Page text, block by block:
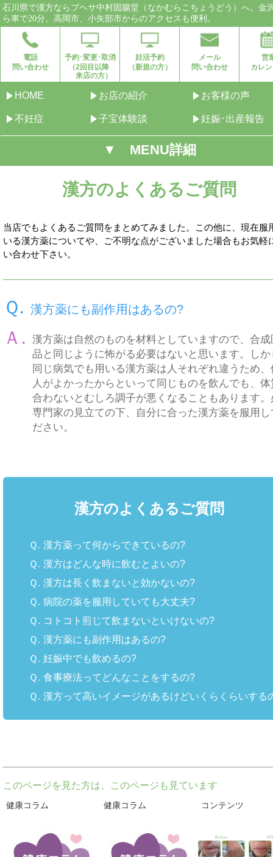
石川県で漢方ならブヘサ中村固腸堂（なかむらこちょうどう）へ。金
ら車で20分。高岡市、小矢部市からのアクセスも便利。
電話
問い合わせ
予約･変更･取消
（2回目以降
来店の方）
妊活予約
（新規の方）
メール
問い合わせ
営
カレ
HOME お店の紹介 お客様の声
不妊症 子宝体験談 妊娠･出産報告
▼ MENU詳細
漢方のよくあるご質問
当店でもよくあるご質問をまとめてみました。この他に、現在服
いる漢方薬についてや、ご不明な点がございました場合もお気軽
い合わせ下さい。
Ｑ. 漢方薬にも副作用はあるの?
Ａ. 漢方薬は自然のものを材料としていますので、合成
品と同じように怖がる必要はないと思います。しか
同じ病気でも用いる漢方薬は人それぞれ違うため
人がよかったからといって同じものを飲んでも、
合わないとむしろ調子が悪くなることもあります。
専門家の見立ての下、自分に合った漢方薬を服用し
ださい。
漢方のよくあるご質問
Ｑ. 漢方薬って何からできているの?
Ｑ. 漢方はどんな時に飲むとよいの?
Ｑ. 漢方は長く飲まないと効かないの?
Ｑ. 病院の薬を服用していても大丈夫?
Ｑ. コトコト煎じて飲まないといけないの?
Ｑ. 漢方薬にも副作用はあるの?
Ｑ. 妊娠中でも飲めるの?
Ｑ. 食事療法ってどんなことをするの?
Ｑ. 漢方って高いイメージがあるけどいくらくらいする
このページを見た方は、このページも見ています
健康コラム 健康コラム コンテンツ